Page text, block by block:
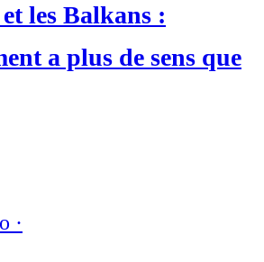
les Balkans :
a plus de sens que
·